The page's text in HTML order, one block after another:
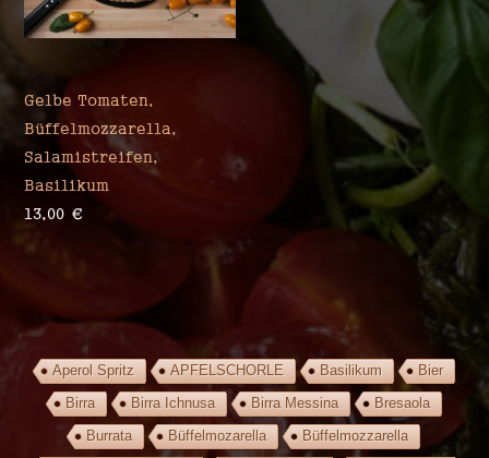
Gelbe Tomaten,
Büffelmozzarella,
Salamistreifen,
Basilikum
13,00€
Aperol Spritz APFELSCHORLE Basilikum
Bier
Birra
Birra Ichnusa Birra Messina
Bresaola
Burrata
Büffelmozarella
Büffelmozzarella